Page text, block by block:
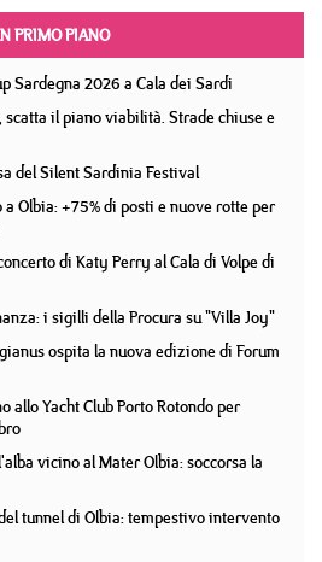
PRIMO PIANO
Sardegna 2026 a Cala dei Sardi
il piano viabilità. Strade chiuse e
del Silent Sardinia Festival
Olbia: +75% di posti e nuove rotte per
di Katy Perry al Cala di Volpe di
i sigilli della Procura su "Villa Joy"
ospita la nuova edizione di Forum
allo Yacht Club Porto Rotondo per
vicino al Mater Olbia: soccorsa la
tunnel di Olbia: tempestivo intervento